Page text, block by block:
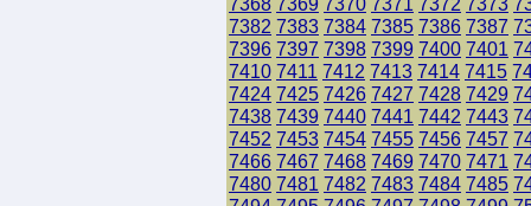
7382 7383 7384 7385 7386 7387
7396 7397 7398 7399 7400 7401
7410 7411 7412 7413 7414 7415
7424 7425 7426 7427 7428 7429
7438 7439 7440 7441 7442 7443
7452 7453 7454 7455 7456 7457
7466 7467 7468 7469 7470 7471
7480 7481 7482 7483 7484 7485